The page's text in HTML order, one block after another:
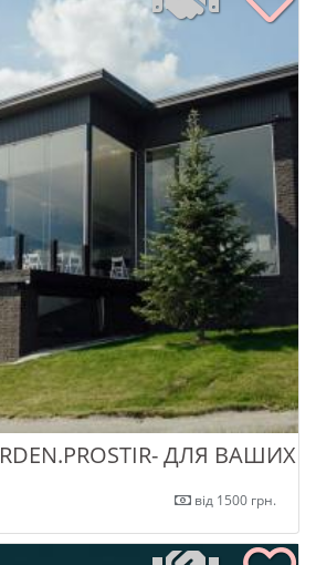
ДЛЯ ВАШИХ
від 1500 грн.